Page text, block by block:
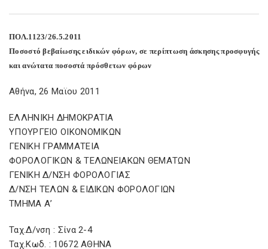
ΠΟΛ.1123/26.5.2011
Ποσοστό βεβαίωσης ειδικών φόρων, σε περίπτωση άσκησης προσφυγής
και ανώτατα ποσοστά πρόσθετων φόρων
Αθήνα, 26 Μαϊου 2011
ΕΛΛΗΝΙΚΗ ΔΗΜΟΚΡΑΤΙΑ
ΥΠΟΥΡΓΕΙΟ ΟΙΚΟΝΟΜΙΚΩΝ
ΓΕΝΙΚΗ ΓΡΑΜΜΑΤΕΙΑ
ΦΟΡΟΛΟΓΙΚΩΝ & ΤΕΛΩΝΕΙΑΚΩΝ ΘΕΜΑΤΩΝ
ΓΕΝΙΚΗ Δ/ΝΣΗ ΦΟΡΟΛΟΓΙΑΣ
Δ/ΝΣΗ ΤΕΛΩΝ & ΕΙΔΙΚΩΝ ΦΟΡΟΛΟΓΙΩΝ
ΤΜΗΜΑ Α’
Ταχ.Δ/νση : Σίνα 2-4
Ταχ.Κωδ. : 10672 ΑΘΗΝΑ